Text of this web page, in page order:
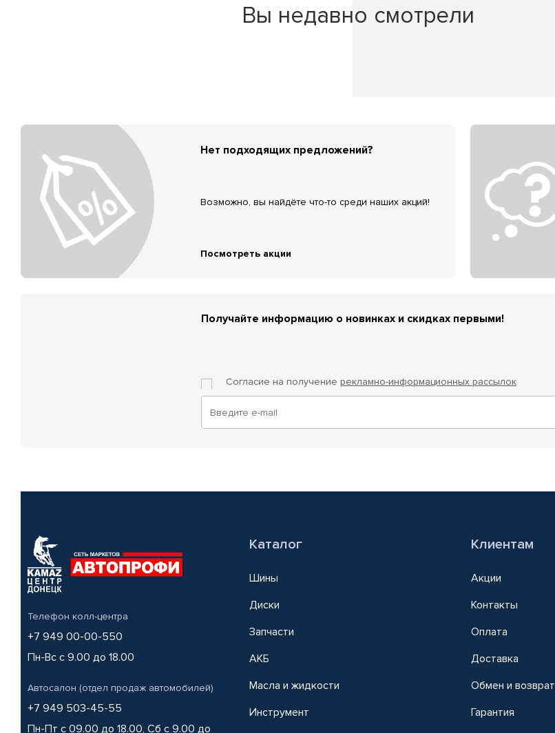
Вы недавно смотрели
Нет подходящих предложений?
Возможно, вы найдёте что-то среди наших акций!
Посмотреть акции
Получайте информацию о новинках и скидках первыми!
Согласие на получение рекламно-информационных рассылок
Телефон колл-центра
+7 949 00-00-550
Пн-Вс с 9.00 до 18.00
Автосалон (отдел продаж автомобилей)
+7 949 503-45-55
Пн-Пт с 09.00 до 18.00, Сб с 9.00 до
Каталог
Шины
Диски
Запчасти
АКБ
Масла и жидкости
Инструмент
Клиентам
Акции
Контакты
Оплата
Доставка
Обмен и возврат
Гарантия